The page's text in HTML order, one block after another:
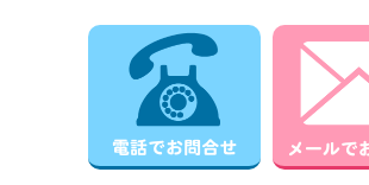
電話でお問合せ